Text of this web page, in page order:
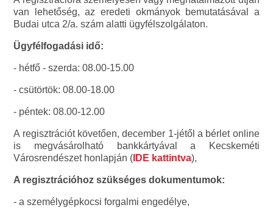
van lehetőség, az eredeti okmányok bemutatásával a
Budai utca 2/a. szám alatti ügyfélszolgálaton.
Ügyfélfogadási idő:
- hétfő - szerda: 08.00-15.00
- csütörtök: 08.00-18.00
- péntek: 08.00-12.00
A regisztrációt követően, december 1-jétől a bérlet online
is megvásárolható bankkártyával a Kecskeméti
Városrendészet honlapján ( IDE kattintva),
A regisztrációhoz szükséges dokumentumok:
- a személygépkocsi forgalmi engedélye,